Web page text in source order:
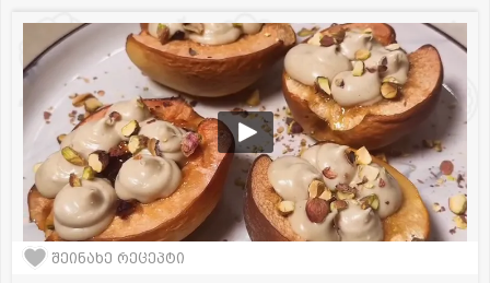
შეინახე რეცეპტი